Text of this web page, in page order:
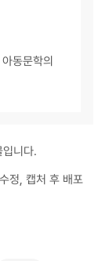
아동문학의
니다.
정, 캡처 후 배포